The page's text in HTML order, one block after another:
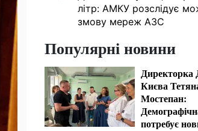
літр: АМКУ розслідує
змову мереж АЗС
Популярні новини
Директорка
Києва
Мостепан:
потребує